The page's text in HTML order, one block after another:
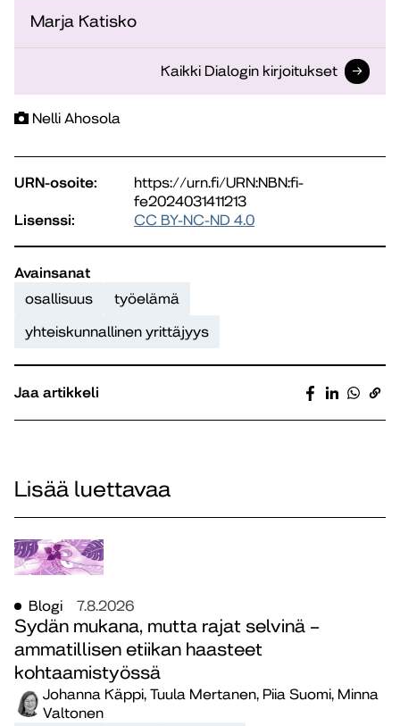
Marja Katisko
Kaikki Dialogin kirjoitukset
Nelli Ahosola
URN-osoite:
https://urn.fi/URN:NBN:fi-
fe2024031411213
Lisenssi:
CC BY-NC-ND 4.0
Avainsanat
osallisuus
työelämä
yhteiskunnallinen yrittäjyys
Jaa artikkeli
Lisää luettavaa
Blogi 7.8.2026
Sydän mukana, mutta rajat selvinä –
ammatillisen etiikan haasteet
kohtaamistyössä
Johanna Käppi, Tuula Mertanen, Piia Suomi, Minna
Valtonen